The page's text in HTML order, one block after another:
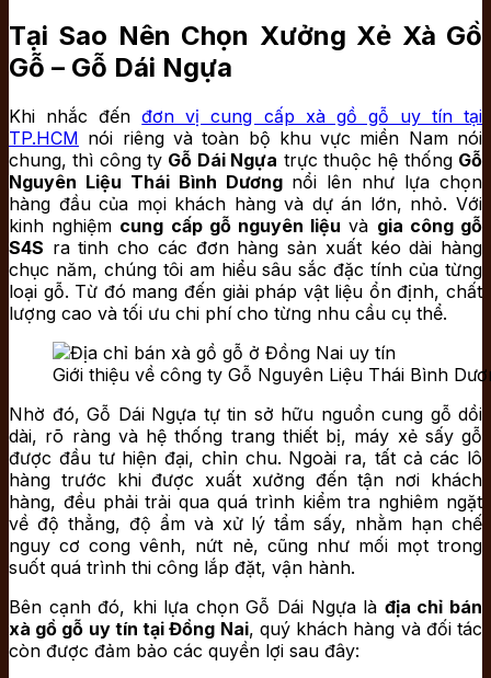
Tại Sao Nên Chọn Xưởng Xẻ Xà Gồ
Gỗ – Gỗ Dái Ngựa
Khi nhắc đếnđơn vị cung cấp xà gồ gỗ uy tín tại
TP.HCM nói riêng và toàn bộ khu vực miền Nam nói
chung, thì công ty Gỗ Dái Ngựa trực thuộc hệ thống Gỗ
Nguyên Liệu Thái Bình Dươngnổi lên như lựa chọn
hàng đầu của mọi khách hàng và dự án lớn, nhỏ. Với
kinh nghiệm cung cấp gỗ nguyên liệu và gia công gỗ
S4S ra tinh cho các đơn hàng sản xuất kéo dài hàng
chục năm, chúng tôi am hiểu sâu sắc đặc tính của từng
loại gỗ. Từ đó mang đến giải pháp vật liệu ổn định, chất
lượng cao và tối ưu chi phí cho từng nhu cầu cụ thể.
Giới thiệu về công ty Gỗ Nguyên Liệu Thái Bình
Nhờ đó, Gỗ Dái Ngựa tự tin sở hữu nguồn cung gỗ dồi
dài, rõ ràng và hệ thống trang thiết bị, máy xẻ sấy gỗ
được đầu tư hiện đại, chỉn chu. Ngoài ra, tất cả các lô
hàng trước khi được xuất xưởng đến tận nơi khách
hàng, đều phải trải qua quá trình kiểm tra nghiêm ngặt
về độ thẳng, độ ẩm và xử lý tẩm sấy, nhằm hạn chế
nguy cơ cong vênh, nứt nẻ, cũng như mối mọt trong
suốt quá trình thi công lắp đặt, vận hành.
Bên cạnh đó, khi lựa chọn Gỗ Dái Ngựa là địa chỉ bán
xà gồ gỗ uy tín tại Đồng Nai, quý khách hàng và đối tác
còn được đảm bảo các quyền lợi sau đây: